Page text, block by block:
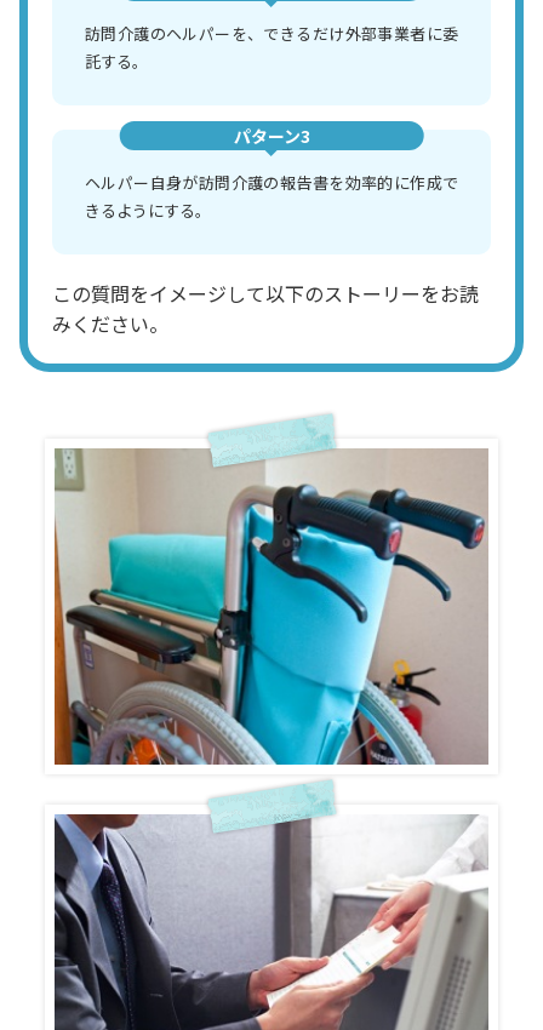
訪問介護のヘルパーを、できるだけ外部事業者に委
託する。
パターン3
ヘルパー自身が訪問介護の報告書を効率的に作成で
きるようにする。
この質問をイメージして以下のストーリーをお読
みください。